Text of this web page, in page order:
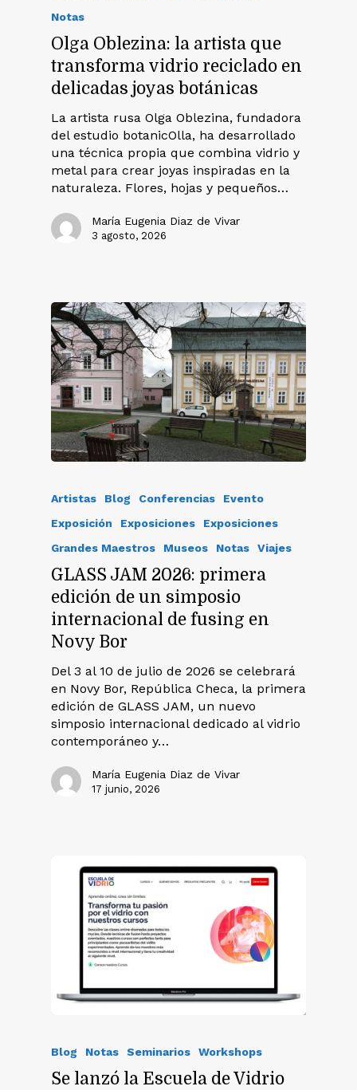
Notas
Olga Oblezina: la artista que
transforma vidrio reciclado en
delicadas joyas botánicas
La artista rusa Olga Oblezina, fundadora
del estudio botanicOlla, ha desarrollado
una técnica propia que combina vidrio y
metal para crear joyas inspiradas en la
naturaleza. Flores, hojas y pequeños…
María Eugenia Diaz de Vivar
3 agosto, 2026
Artistas Blog Conferencias
Evento
Exposición
Exposiciones
Exposiciones
Grandes Maestros
Museos Notas Viajes
GLASS JAM 2026: primera
edición de un simposio
internacional de fusing en
Novy Bor
Del 3 al 10 de julio de 2026 se celebrará
en Novy Bor, República Checa, la primera
edición de GLASS JAM, un nuevo
simposio internacional dedicado al vidrio
contemporáneo y…
María Eugenia Diaz de Vivar
17 junio, 2026
Blog Notas Seminarios Workshops
Se lanzó la Escuela de Vidrio